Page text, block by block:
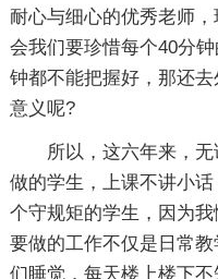
耐心与细心的优秀老师
会我们要珍惜每个40分
钟都不能把握好，那还
意义呢?
所以，这六年来，
做的学生，上课不讲小
个守规矩的学生，因为
要做的工作不仅是日常
们睡觉，每天楼上楼下